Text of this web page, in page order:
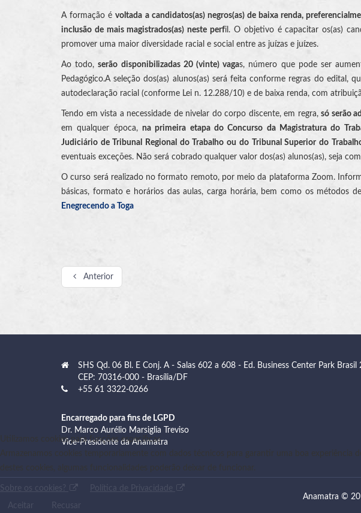
A formação évoltada a candidatos(as) negros(as) de baixa renda,
inclusão de mais magistrados(as) neste perfil. O objetivo é capacitar os(as)
promover uma maior diversidade racial e social entre as juízas e juízes.
Ao todo,serão disponibilizadas 20 (vinte) vagas, número que pode ser
Pedagógico.A seleção dos(as) alunos(as) será feita conforme regras do edital,
autodeclaração racial (conforme Lei n. 12.288/10) e de baixa renda, com
Tendo em vista a necessidade de nivelar do corpo discente, em regra,só serão
em qualquer época,na primeira etapa do Concurso da Magistratura do
Judiciário de Tribunal Regional do Trabalho ou do Tribunal Superior do
eventuais exceções. Não será cobrado qualquer valor dos(as) alunos(as), seja
O curso será realizado no formato remoto, por meio da plataforma Zoom.
básicas, formato e horários das aulas, carga horária, bem como os métodos
Enegrecendo a Toga
Anterior
SHS Qd. 06 Bl. E Conj. A - Salas 602 a 608 - Ed. Business Center Park Brasil
CEP: 70316-000 - Brasília/DF
+55 61 3322-0266
Encarregado para fins de LGPD
Dr. Marco Aurélio Marsiglia Treviso
Vice-Presidente da Anamatra
Anamatra ©
Utilizamos cookies para funções específicas
Armazenamos cookies temporariamente com dados técnicos para garantir uma boa experiência
destes cookies, algumas funcionalidades poderão deixar de funcionar.
Sobre os cookies? Política de Privacidade
Aceitar Recusar